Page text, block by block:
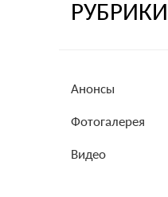
РУБРИКИ
Анонсы
Фотогалерея
Видео